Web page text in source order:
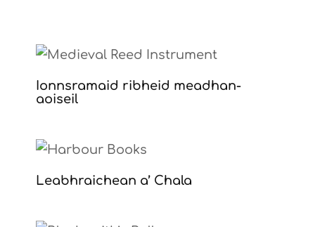
Ionnsramaid ribheid meadhan-
aoiseil
Leabhraichean a’ Chala